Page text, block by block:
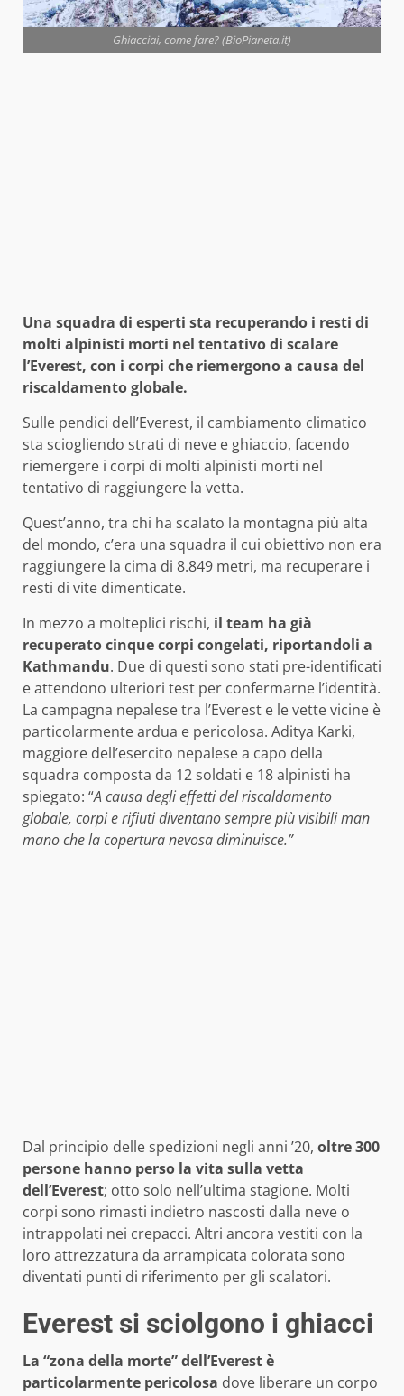
Ghiacciai, come fare? (BioPianeta.it)
Una squadra di esperti sta recuperando i resti di
molti alpinisti morti nel tentativo di scalare
l’Everest, con i corpi che riemergono a causa del
riscaldamento globale.
Sulle pendici dell’Everest, il cambiamento climatico
sta sciogliendo strati di neve e ghiaccio, facendo
riemergere i corpi di molti alpinisti morti nel
tentativo di raggiungere la vetta.
Quest’anno, tra chi ha scalato la montagna più alta
del mondo, c’era una squadra il cui obiettivo non era
raggiungere la cima di 8.849 metri, ma recuperare i
resti di vite dimenticate.
In mezzo a molteplici rischi, il team ha già
recuperato cinque corpi congelati, riportandoli a
Kathmandu. Due di questi sono stati pre-identificati
e attendono ulteriori test per confermarne l’identità.
La campagna nepalese tra l’Everest e le vette vicine è
particolarmente ardua e pericolosa. Aditya Karki,
maggiore dell’esercito nepalese a capo della
squadra composta da 12 soldati e 18 alpinisti ha
spiegato: “A causa degli effetti del riscaldamento
globale, corpi e rifiuti diventano sempre più visibili man
mano che la copertura nevosa diminuisce.”
Dal principio delle spedizioni negli anni ’20, oltre 300
persone hanno perso la vita sulla vetta
dell’Everest; otto solo nell’ultima stagione. Molti
corpi sono rimasti indietro nascosti dalla neve o
intrappolati nei crepacci. Altri ancora vestiti con la
loro attrezzatura da arrampicata colorata sono
diventati punti di riferimento per gli scalatori.
Everest si sciolgono i ghiacci
La “zona della morte” dell’Everest è
particolarmente pericolosa dove liberare un corpo